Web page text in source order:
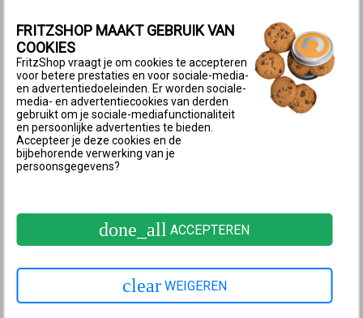
in het thuisnetwerk.
de FRITZ!Powerline-adapter desgewenst snel en
gemakkelijk moet worden verplaatst.
Zo werkt het:FRITZ!Powerline-adapter via powerline
met de FRITZ!Box verbinden
2 FRITZ!Powerline-adapter via LAN met
FRITZ!Box verbinden
Een LAN-verbinding met de FRITZ!Box is zinvol
de FRITZ!Powerline-adapter buiten het Wi-Fi-bereik
van de FRITZ!Box of een andere repeater in het
FRITZSHOP MAAKT GEBRUIK VAN
COOKIES
FritzShop vraagt je om cookies te accepteren
voor betere prestaties en voor sociale-media-
en advertentiedoeleinden. Er worden sociale-
media- en advertentiecookies van derden
gebruikt om je sociale-mediafunctionaliteit
en persoonlijke advertenties te bieden.
Accepteer je deze cookies en de
bijbehorende verwerking van je
persoonsgegevens?
done_all ACCEPTEREN
clear WEIGEREN